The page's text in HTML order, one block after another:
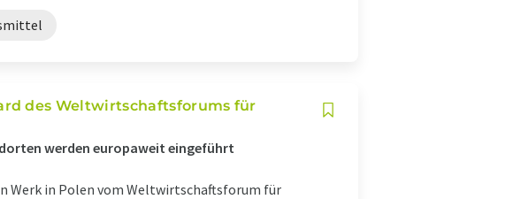
des Weltwirtschaftsforums für
werden europaweit eingeführt
Werk in Polen vom Weltwirtschaftsforum für